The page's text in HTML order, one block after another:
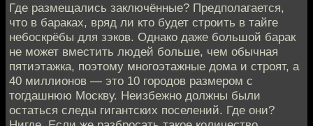
Где размещались заключённые? Предполагается,
что в бараках, вряд ли кто будет строить в тайге
небоскрёбы для зэков. Однако даже большой барак
не может вместить людей больше, чем обычная
пятиэтажка, поэтому многоэтажные дома и строят, а
40 миллионов — это 10 городов размером с
тогдашнюю Москву. Неизбежно должны были
остаться следы гигантских поселений. Где они?